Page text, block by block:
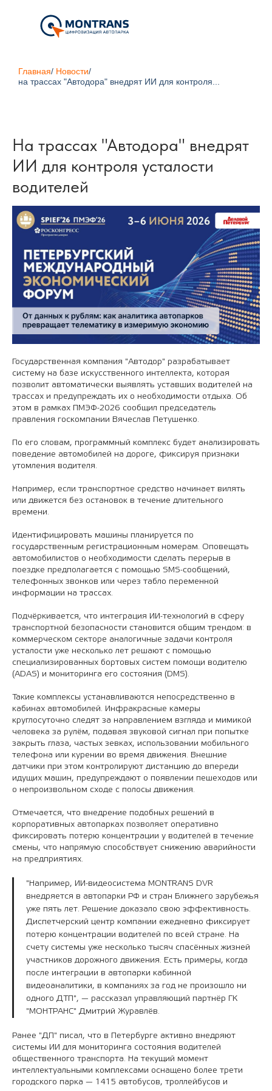
Главная/ Новости/
на трассах "Автодора" внедрят ИИ для контроля...
На трассах "Автодора" внедрят
ИИ для контроля усталости
водителей
Государственная компания "Автодор" разрабатывает
систему на базе искусственного интеллекта, которая
позволит автоматически выявлять уставших водителей на
трассах и предупреждать их о необходимости отдыха. Об
этом в рамках ПМЭФ-2026 сообщил председатель
правления госкомпании Вячеслав Петушенко.
По его словам, программный комплекс будет анализировать
поведение автомобилей на дороге, фиксируя признаки
утомления водителя.
Например, если транспортное средство начинает вилять
или движется без остановок в течение длительного
времени.
Идентифицировать машины планируется по
государственным регистрационным номерам. Оповещать
автомобилистов о необходимости сделать перерыв в
поездке предполагается с помощью SMS-сообщений,
телефонных звонков или через табло переменной
информации на трассах.
Подчёркивается, что интеграция ИИ-технологий в сферу
транспортной безопасности становится общим трендом: в
коммерческом секторе аналогичные задачи контроля
усталости уже несколько лет решают с помощью
специализированных бортовых систем помощи водителю
(ADAS) и мониторинга его состояния (DMS).
Такие комплексы устанавливаются непосредственно в
кабинах автомобилей. Инфракрасные камеры
круглосуточно следят за направлением взгляда и мимикой
человека за рулём, подавая звуковой сигнал при попытке
закрыть глаза, частых зевках, использовании мобильного
телефона или курении во время движения. Внешние
датчики при этом контролируют дистанцию до впереди
идущих машин, предупреждают о появлении пешеходов или
о непроизвольном сходе с полосы движения.
Отмечается, что внедрение подобных решений в
корпоративных автопарках позволяет оперативно
фиксировать потерю концентрации у водителей в течение
смены, что напрямую способствует снижению аварийности
на предприятиях.
"Например, ИИ-видеосистема MONTRANS DVR
внедряется в автопарки РФ и стран Ближнего зарубежья
уже пять лет. Решение доказало свою эффективность.
Диспетчерский центр компании ежедневно фиксирует
потерю концентрации водителей по всей стране. На
счету системы уже несколько тысяч спасённых жизней
участников дорожного движения. Есть примеры, когда
после интеграции в автопарки кабинной
видеоаналитики, в компаниях за год не произошло ни
одного ДТП", — рассказал управляющий партнёр ГК
"МОНТРАНС" Дмитрий Журавлёв.
Ранее "ДП" писал, что в Петербурге активно внедряют
системы ИИ для мониторинга состояния водителей
общественного транспорта. На текущий момент
интеллектуальными комплексами оснащено более трети
городского парка — 1415 автобусов, троллейбусов и